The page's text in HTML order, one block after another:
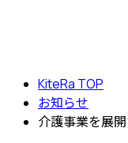
KiteRa TOP
お知らせ
介護事業を展